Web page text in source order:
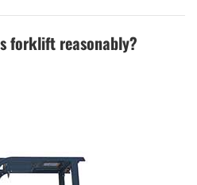
forklift reasonably?